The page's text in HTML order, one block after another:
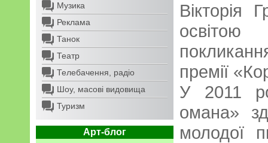
Музика
Реклама
Танок
Театр
Телебачення, радіо
Шоу, масові видовища
Туризм
Арт-блог
Вікторія
премії
У 2011
омана»
молодої